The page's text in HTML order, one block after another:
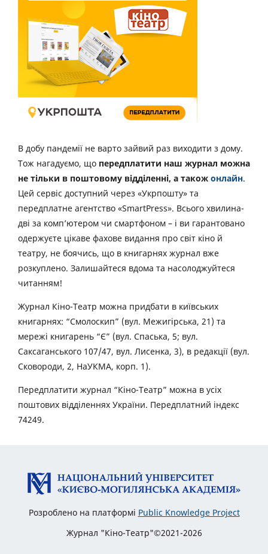
В добу пандемії не варто зайвий раз виходити з дому.
Тож нагадуємо, що передплатити наш журнал можна
не тільки в поштовому відділенні, а також онлайн.
Цей сервіс доступний через «Укрпошту» та
передплатне агентство «SmartPress». Всього хвилина-
дві за комп’ютером чи смартфоном – і ви гарантовано
одержуєте цікаве фахове видання про світ кіно й
театру, не боячись, що в книгарнях журнал вже
розкуплено. Залишайтеся вдома та насолоджуйтеся
читанням!
Журнал Кіно-Театр можна придбати в київських
книгарнях: “Смолоскип” (вул. Межигірська, 21) та
мережі книгарень “Є” (вул. Спаська, 5; вул.
Саксаганського 107/47, вул. Лисенка, 3), в редакції (вул.
Сковороди, 2, НаУКМА, корп. 1).
Передплатити журнал “Кіно-Театр” можна в усіх
поштових відділеннях України. Передплатний індекс
74249.
Розроблено на платформі Public Knowledge Project
Журнал "Кіно-Театр"©2021-2026